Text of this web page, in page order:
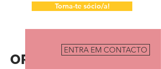
Torna-te sócio/a!
ORGÃOS SOCIAIS.
ENTRA EM CONTACTO